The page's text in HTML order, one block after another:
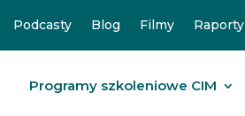
Podcasty Blog Filmy Raporty
Programy szkoleniowe CIM